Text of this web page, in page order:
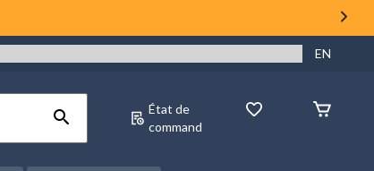
EN
État de
command